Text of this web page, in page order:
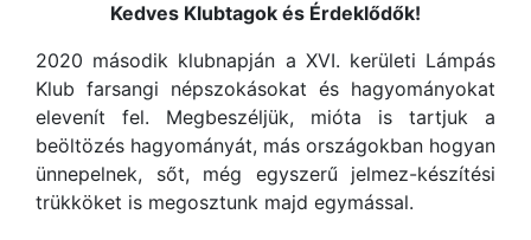
Kedves Klubtagok és Érdeklődők!
2020 második klubnapján a XVI. kerületi Lámpás
Klub farsangi népszokásokat és hagyományokat
elevenít fel. Megbeszéljük, mióta is tartjuk a
beöltözés hagyományát, más országokban hogyan
ünnepelnek, sőt, még egyszerű jelmez-készítési
trükköket is megosztunk majd egymással.